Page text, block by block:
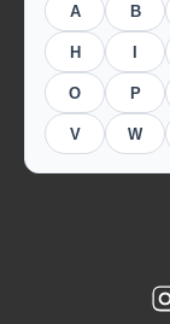
A B
H
O P
V W